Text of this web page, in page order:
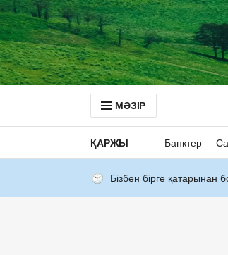
МӘЗІР
ҚАРЖЫ Банктер
Бізбен бірге қатарынан